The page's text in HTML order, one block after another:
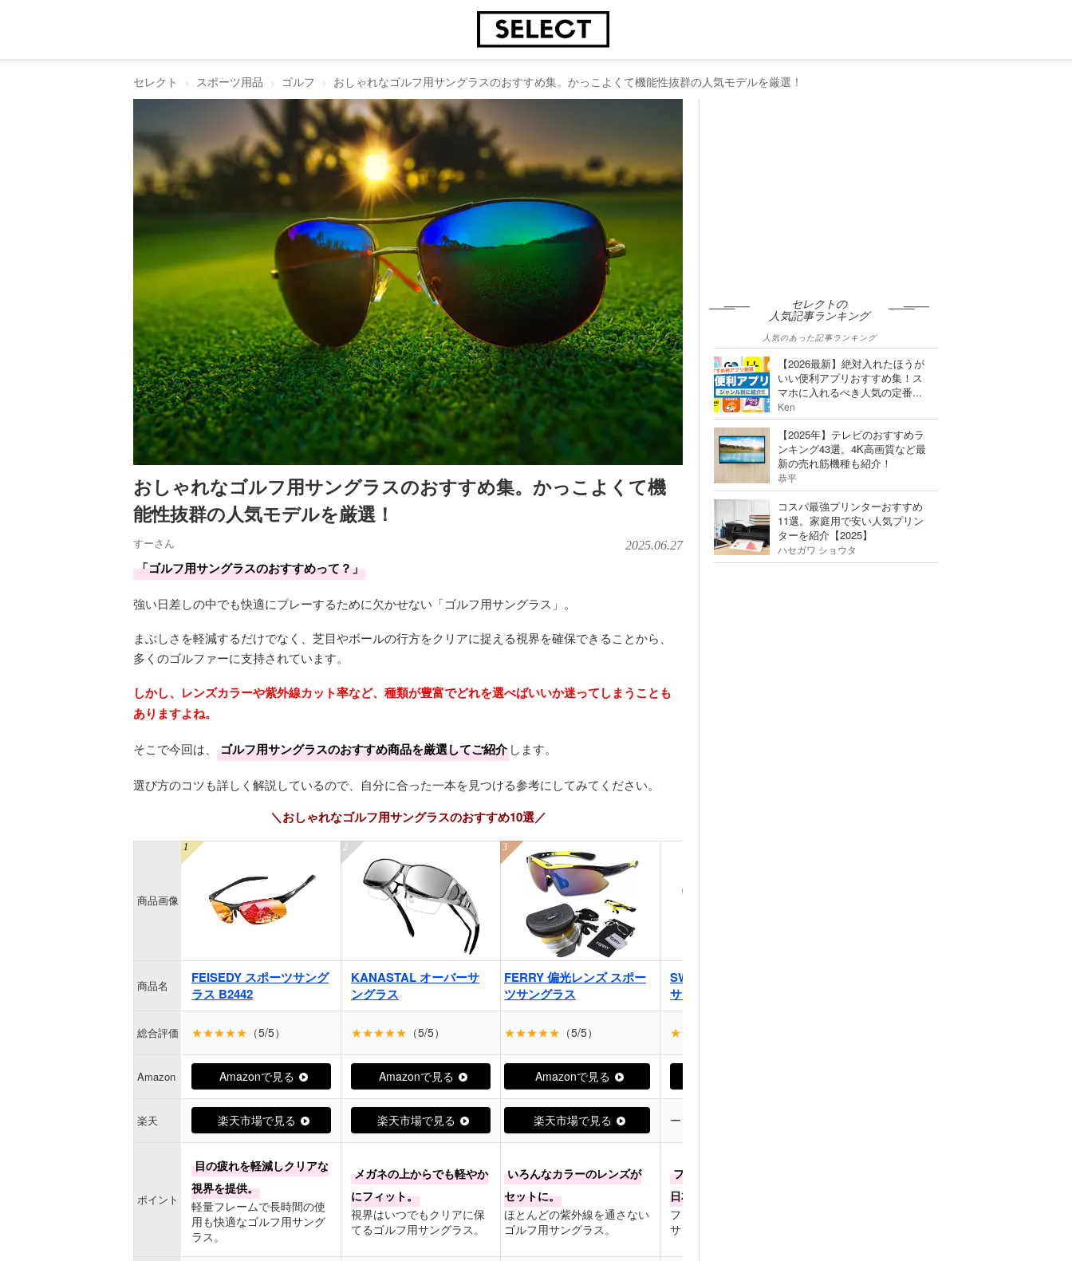
セレクト スポーツ用品 ゴルフ おしゃれなゴルフ用サングラスのおすすめ集。かっこよくて機能性抜群の人気モデルを厳選！
おしゃれなゴルフ用サングラスのおすすめ集。かっこよくて機
能性抜群の人気モデルを厳選！
すーさん 2025.06.27
「ゴルフ用サングラスのおすすめって？」
強い日差しの中でも快適にプレーするために欠かせない「ゴルフ用サングラス」。
まぶしさを軽減するだけでなく、芝目やボールの行方をクリアに捉える視界を確保できることから、
多くのゴルファーに支持されています。
しかし、レンズカラーや紫外線カット率など、種類が豊富でどれを選べばいいか迷ってしまうことも
ありますよね。
そこで今回は、 ゴルフ用サングラスのおすすめ商品を厳選してご紹介 します。
選び方のコツも詳しく解説しているので、自分に合った一本を見つける参考にしてみてください。
＼おしゃれなゴルフ用サングラスのおすすめ10選／
商品画像
商品名
FEISEDY スポーツサング
ラス B2442
KANASTAL オーバーサ
ングラス
FERRY 偏光レンズ スポー
ツサングラス
SWANS日本製 スポーツ
サングラス
総合評価 ★★★★★ （5/5） ★★★★★ （5/5） ★★★★★ （5/5） ★★★★☆
Amazon Amazonで見る Amazonで見る Amazonで見る
楽天 楽天市場で見る 楽天市場で見る 楽天市場で見る ー
ポイント
目の疲れを軽減しクリアな
視界を提供。
軽量フレームで長時間の使
用も快適なゴルフ用サング
ラス。
メガネの上からでも軽やか
にフィット。
視界はいつでもクリアに保
てるゴルフ用サングラス。
いろんなカラーのレンズが
セットに。
ほとんどの紫外線を通さない
ゴルフ用サングラス。
フレーム部分のデザインが
日本人の顔向け。
フィット感抜群のゴルフ用
サングラス。
セレクトの
人気記事ランキング
人気のあった記事ランキング
【2026最新】絶対入れたほうが
いい便利アプリおすすめ集！ス
マホに入れるべき人気の定番...
Ken
【2025年】テレビのおすすめラ
ンキング43選。4K高画質など最
新の売れ筋機種も紹介！
恭平
コスパ最強プリンターおすすめ
11選。家庭用で安い人気プリン
ターを紹介【2025】
ハセガワ ショウタ